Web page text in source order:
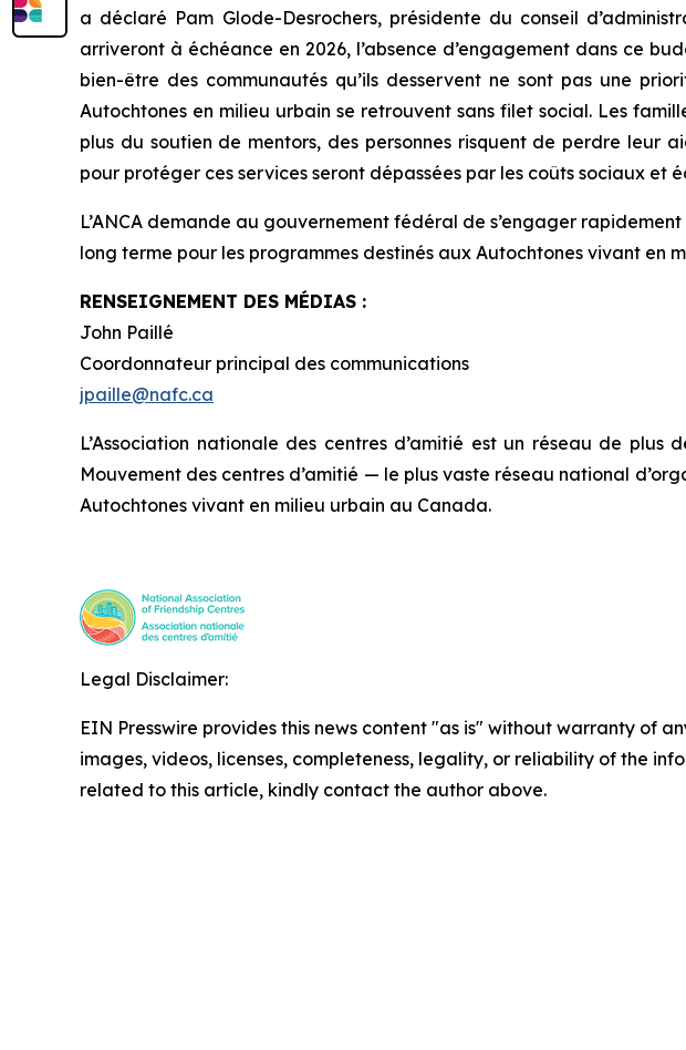
a déclaré Pam Glode-Desrochers, présidente du conseil
arriveront à échéance en 2026, l’absence d’engagement dans ce
bien-être des communautés qu’ils desservent ne sont pas une
Autochtones en milieu urbain se retrouvent sans filet social. Les
plus du soutien de mentors, des personnes risquent de perdre leur
pour protéger ces services seront dépassées par les coûts sociaux et
L’ANCA demande au gouvernement fédéral de s’engager
long terme pour les programmes destinés aux Autochtones vivant en
RENSEIGNEMENT DES MÉDIAS :
John Paillé
Coordonnateur principal des communications
jpaille@nafc.ca
L’Association nationale des centres d’amitié est un réseau de
Mouvement des centres d’amitié — le plus vaste réseau national
Autochtones vivant en milieu urbain au Canada.
Legal Disclaimer:
EIN Presswire provides this news content "as is" without warranty of
images, videos, licenses, completeness, legality, or reliability of the
related to this article, kindly contact the author above.